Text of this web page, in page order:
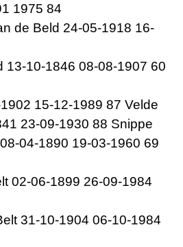
1975 84
de Beld 24-05-1918 16-
13-10-1846 08-08-1907 60
15-12-1989 87 Velde
23-09-1930 88 Snippe
04-1890 19-03-1960 69
02-06-1899 26-09-1984
31-10-1904 06-10-1984